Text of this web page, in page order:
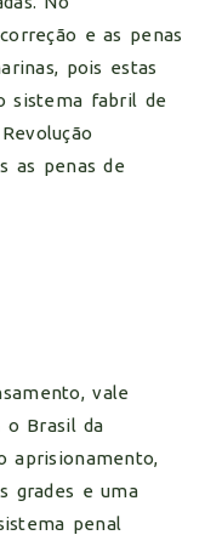
e as penas
pois estas
sistema fabril de
as penas de
vale
Brasil da
aprisionamento,
grades e uma
penal